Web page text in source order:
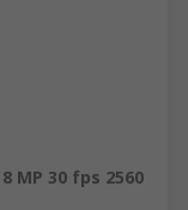
MP 30 fps 2560